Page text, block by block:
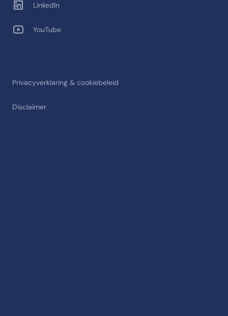
Privacyverklaring & cookiebeleid
Disclaimer
LinkedIn
YouTube